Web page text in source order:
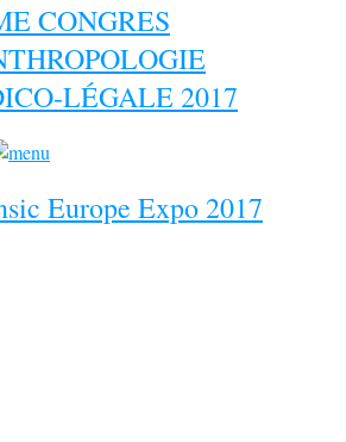
CONGRES
LÉGALE 2017
Europe Expo 2017